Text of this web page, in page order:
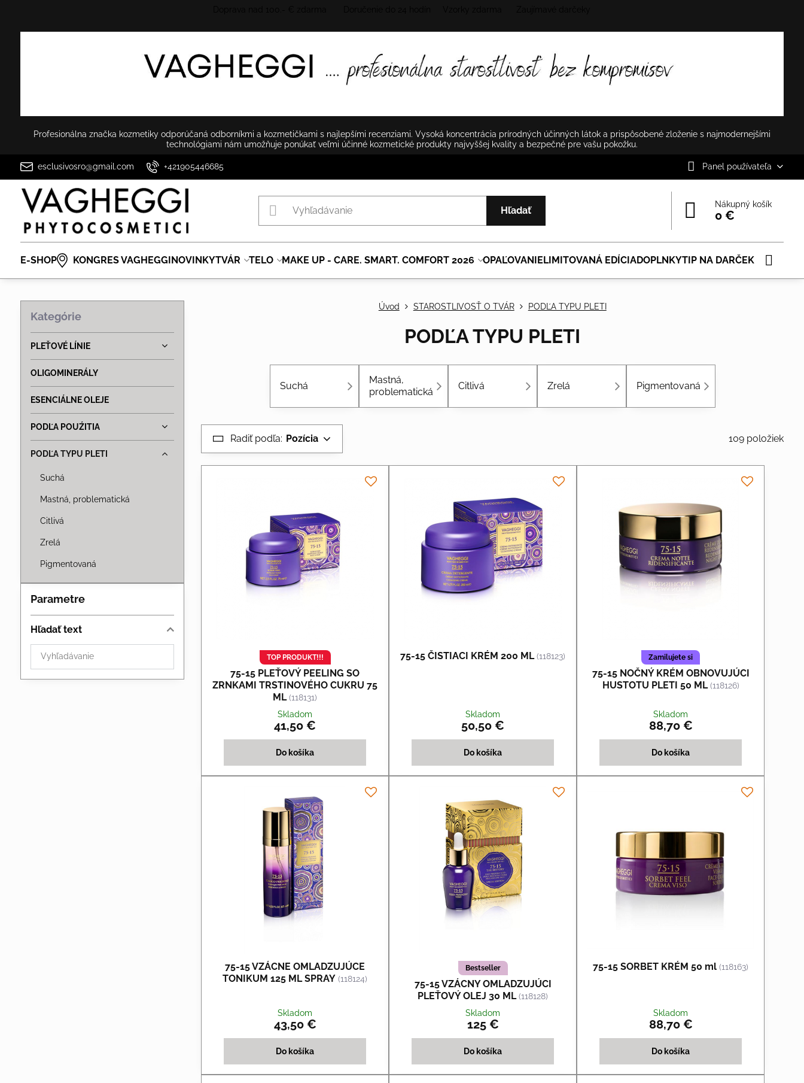
Profesionálna značka kozmetiky odporúčaná odborníkmi a kozmetičkami s najlepšími recenziami. Vysoká koncentrácia prírodných účinných látok a prispôsobené zloženie s najmodernejšími
technológiami nám umožňuje ponúkať veľmi účinné kozmetické produkty najvyššej kvality a bezpečné pre vašu pokožku.
esclusivosro@gmail.com +421905446685 Panel používateľa
Hľadať
Nákupný košík
0 €
E-SHOP KONGRES VAGHEGGINOVINKYTVÁR TELO MAKE UP - CARE. SMART. COMFORT 2026 OPAĽOVANIELIMITOVANÁ EDÍCIADOPLNKYTIP NA DARČEK
Úvod STAROSTLIVOSŤ O TVÁR PODĽA TYPU PLETI
PODĽA TYPU PLETI
Suchá
Mastná,
problematická
Citlivá Zrelá Pigmentovaná
Radiť podľa: Pozícia 109 položiek
TOP PRODUKT!!!
75-15 PLEŤOVÝ PEELING SO
ZRNKAMI TRSTINOVÉHO CUKRU 75
ML (118131)
Skladom
41,50 €
Do košíka
75-15 ČISTIACI KRÉM 200 ML (118123)
Skladom
50,50 €
Do košíka
Zamilujete si
75-15 NOČNÝ KRÉM OBNOVUJÚCI
HUSTOTU PLETI 50 ML (118126)
Skladom
88,70 €
Do košíka
75-15 VZÁCNE OMLADZUJÚCE
TONIKUM 125 ML SPRAY (118124)
Skladom
43,50 €
Do košíka
Bestseller
75-15 VZÁCNY OMLADZUJÚCI
PLEŤOVÝ OLEJ 30 ML (118128)
Skladom
125 €
Do košíka
75-15 SORBET KRÉM 50 ml (118163)
Skladom
88,70 €
Do košíka
Parametre
Hľadať text
Prehľadať
výsledky
filtra
Kategórie
PLEŤOVÉ LÍNIE
OLIGOMINERÁLY
ESENCIÁLNE OLEJE
PODĽA POUŹITIA
PODĽA TYPU PLETI
Suchá
Mastná, problematická
Citlivá
Zrelá
Pigmentovaná